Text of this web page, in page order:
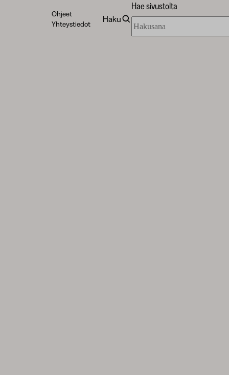
Ohjeet
Yhteystiedot
Haku
Hae sivustolta
sivustolta